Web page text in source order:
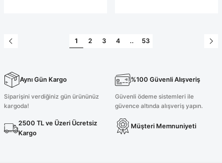
1 2 3 4 .. 53
Aynı Gün Kargo
Siparişini verdiğiniz gün ürününüz
kargoda!
%100 Güvenli Alışveriş
Güvenli ödeme sistemleri ile
güvence altında alışveriş yapın.
2500 TL ve Üzeri Ücretsiz
Kargo
Müşteri Memnuniyeti